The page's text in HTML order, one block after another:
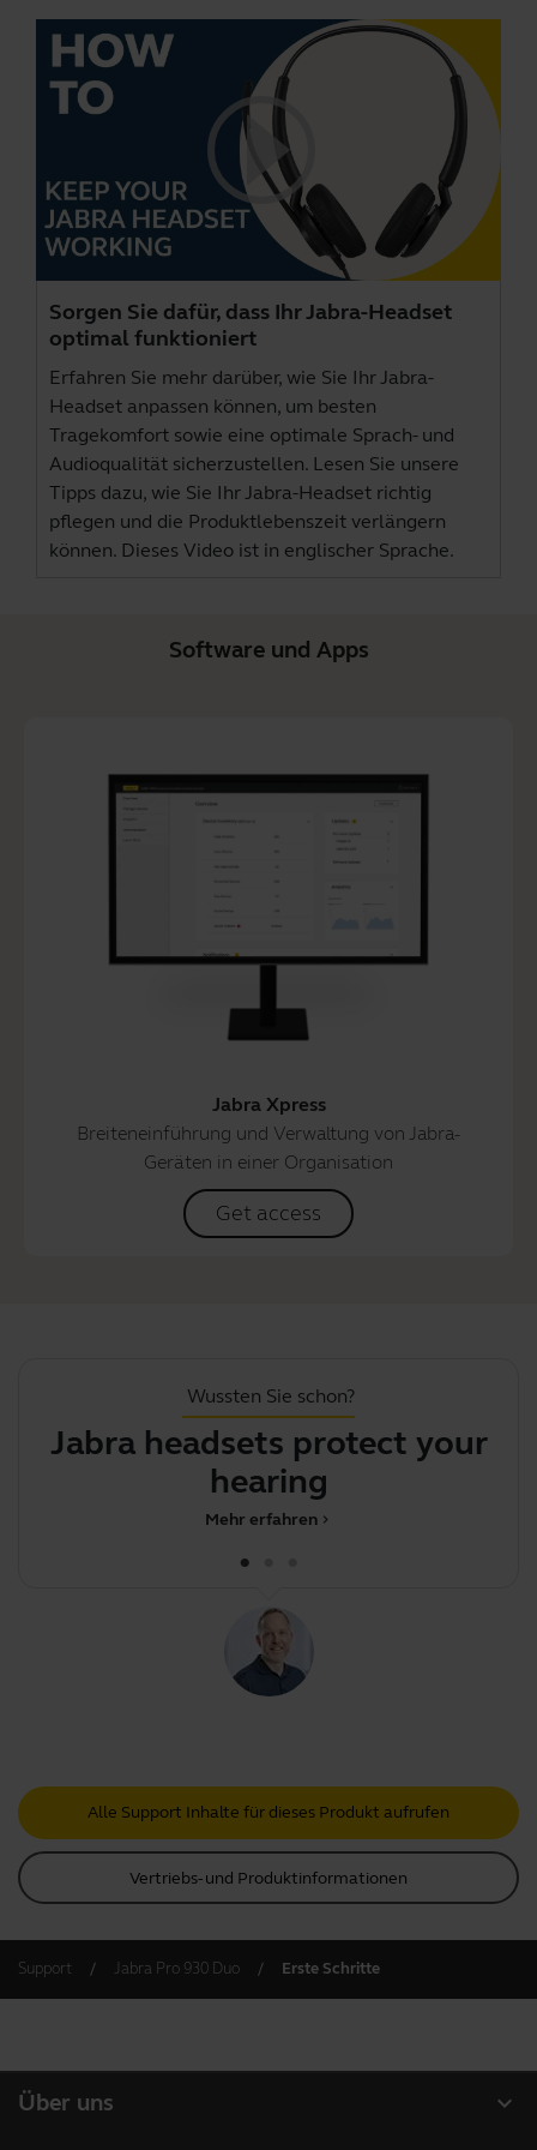
Sorgen Sie dafür, dass Ihr Jabra-Headset
optimal funktioniert
Erfahren Sie mehr darüber, wie Sie Ihr Jabra-
Headset anpassen können, um besten
Tragekomfort sowie eine optimale Sprach- und
Audioqualität sicherzustellen. Lesen Sie unsere
Tipps dazu, wie Sie Ihr Jabra-Headset richtig
pflegen und die Produktlebenszeit verlängern
können. Dieses Video ist in englischer Sprache.
Software und Apps
Jabra Xpress
Breiteneinführung und Verwaltung von Jabra-
Geräten in einer Organisation
Get access
Wussten Sie schon?
Jabra headsets protect your
hearing
chevron_right
Mehr erfahren
Alle Support Inhalte für dieses Produkt aufrufen
Vertriebs- und Produktinformationen
Support Jabra Pro 930 Duo Erste Schritte
expand_more
Über uns